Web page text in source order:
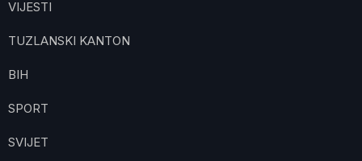
VIJESTI
TUZLANSKI KANTON
BIH
SPORT
SVIJET